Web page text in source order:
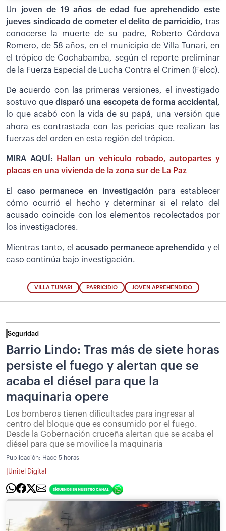
Un joven de 19 años de edad fue aprehendido este
jueves sindicado de cometer el delito de parricidio, tras
conocerse la muerte de su padre, Roberto Córdova
Romero, de 58 años, en el municipio de Villa Tunari, en
el trópico de Cochabamba, según el reporte preliminar
de la Fuerza Especial de Lucha Contra el Crimen (Felcc).
De acuerdo con las primeras versiones, el investigado
sostuvo quedisparó una escopeta de forma accidental,
lo que acabó con la vida de su papá, una versión que
ahora es contrastada con las pericias que realizan las
fuerzas del orden en esta región del trópico.
MIRA AQUÍ:
Hallan un vehículo robado, autopartes y
placas en una vivienda de la zona sur de La Paz
Elcaso permanece en investigación para establecer
cómo ocurrió el hecho y determinar si el relato del
acusado coincide con los elementos recolectados por
los investigadores.
Mientras tanto, el acusado permanece aprehendido y el
caso continúa bajo investigación.
VILLA TUNARI PARRICIDIO JOVEN APREHENDIDO
Seguridad
Barrio Lindo: Tras más de siete horas
persiste el fuego y alertan que se
acaba el diésel para que la
maquinaria opere
Los bomberos tienen dificultades para ingresar al
centro del bloque que es consumido por el fuego.
Desde la Gobernación cruceña alertan que se acaba el
diésel para que se movilice la maquinaria
Publicación: Hace 5 horas
Unitel Digital